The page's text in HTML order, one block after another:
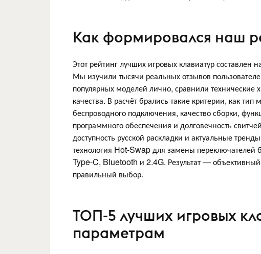
Как формировался наш
Этот рейтинг лучших игровых клавиатур
Мы изучили тысячи реальных отзывов
популярных моделей лично, сравнили
качества. В расчёт брались такие критерии, как
беспроводного подключения, качество сборки,
программного обеспечения и долговечность
доступность русской раскладки и актуальные
технология Hot-Swap для замены
Type-C, Bluetooth и 2.4G. Результат —
правильный выбор.
ТОП-5 лучших игровых
параметрам